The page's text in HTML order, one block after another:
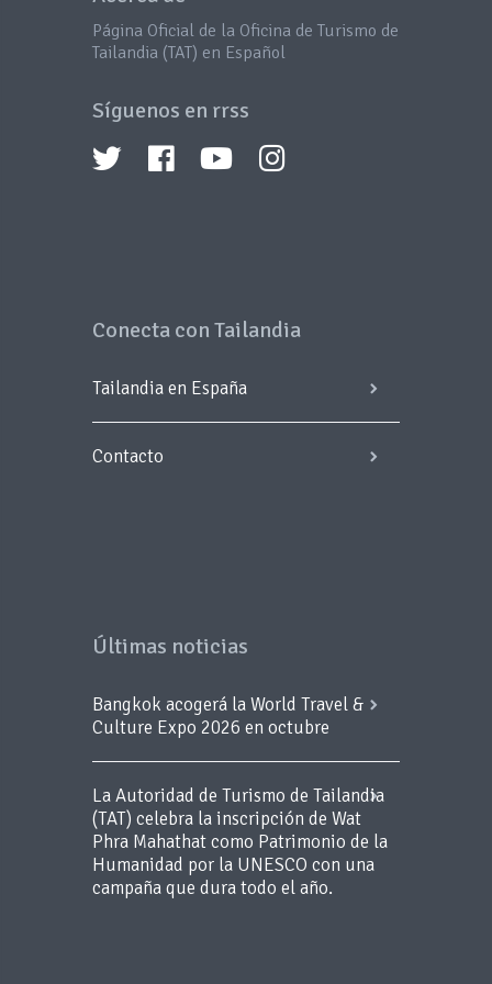
Página Oficial de la Oficina de Turismo de
Tailandia (TAT) en Español
Síguenos en rrss
Conecta con Tailandia
Tailandia en España
Contacto
Últimas noticias
Bangkok acogerá la World Travel &
Culture Expo 2026 en octubre
La Autoridad de Turismo de Tailandia
(TAT) celebra la inscripción de Wat
Phra Mahathat como Patrimonio de la
Humanidad por la UNESCO con una
campaña que dura todo el año.